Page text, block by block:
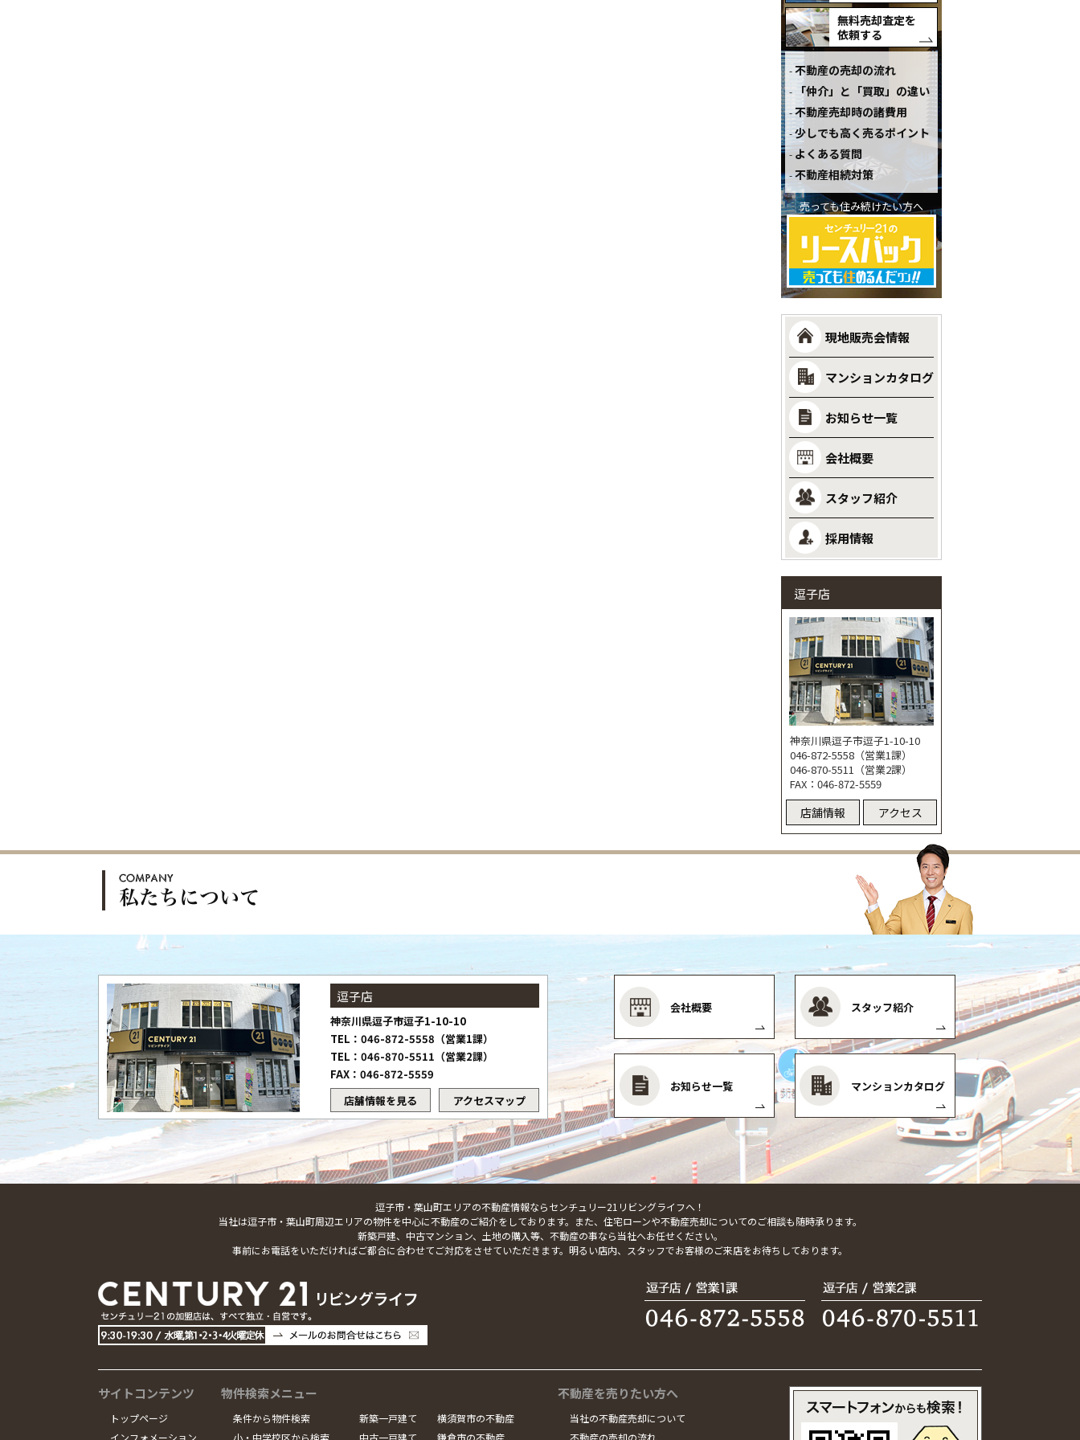
無料売却査定を
依頼する
不動産の売却の流れ
「仲介」と「買取」の違い
不動産売却時の諸費用
少しでも高く売るポイント
よくある質問
不動産相続対策
売っても住み続けたい方へ
現地販売会情報
マンションカタログ
お知らせ一覧
会社概要
スタッフ紹介
採用情報
逗子店
神奈川県逗子市逗子1-10-10
046-872-5558（営業1課）
046-870-5511（営業2課）
FAX：046-872-5559
店舗情報 アクセス
逗子店
神奈川県逗子市逗子1-10-10
TEL：046-872-5558（営業1課）
TEL：046-870-5511（営業2課）
FAX：046-872-5559
店舗情報を見る
アクセスマップ
会社概要 スタッフ紹介
お知らせ一覧 マンションカタログ
逗子市・葉山町エリアの不動産情報ならセンチュリー21リビングライフへ！
当社は逗子市・葉山町周辺エリアの物件を中心に不動産のご紹介をしております。また、住宅ローンや不動産売却についてのご相談も随時承ります。
新築戸建、中古マンション、土地の購入等、不動産の事なら当社へお任せください。
事前にお電話をいただければご都合に合わせてご対応をさせていただきます。明るい店内、スタッフでお客様のご来店をお待ちしております。
サイトコンテンツ
トップページ
インフォメーション
物件検索メニュー
条件から物件検索
小・中学校区から検索
新築一戸建て
中古一戸建て
横須賀市の不動産
鎌倉市の不動産
不動産を売りたい方へ
当社の不動産売却について
不動産の売却の流れ